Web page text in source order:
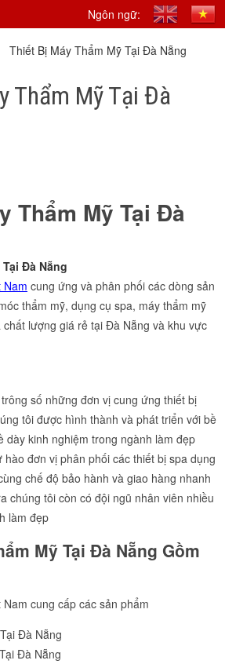
Ngôn ngữ:
Thiết Bị Máy Thẩm Mỹ Tại Đà Nẵng
Thẩm Mỹ Tại Đà
Thẩm Mỹ Tại Đà
Đà Nẵng
Nam cung ứng và phân phối các dòng sản
thẩm mỹ, dụng cụ spa, máy thẩm mỹ
lượng giá rẻ tại Đà Nẵng và khu vực
số những đơn vị cung ứng thiết bị
tôi được hình thành và phát triển với bề
dày kinh nghiệm trong ngành làm đẹp
đơn vị phân phối các thiết bị spa dụng
chế độ bảo hành và giao hàng nhanh
chúng tôi còn có đội ngũ nhân viên nhiều
làm đẹp
Mỹ Tại Đà Nẵng Gồm
cung cấp các sản phẩm
Đà Nẵng
Đà Nẵng